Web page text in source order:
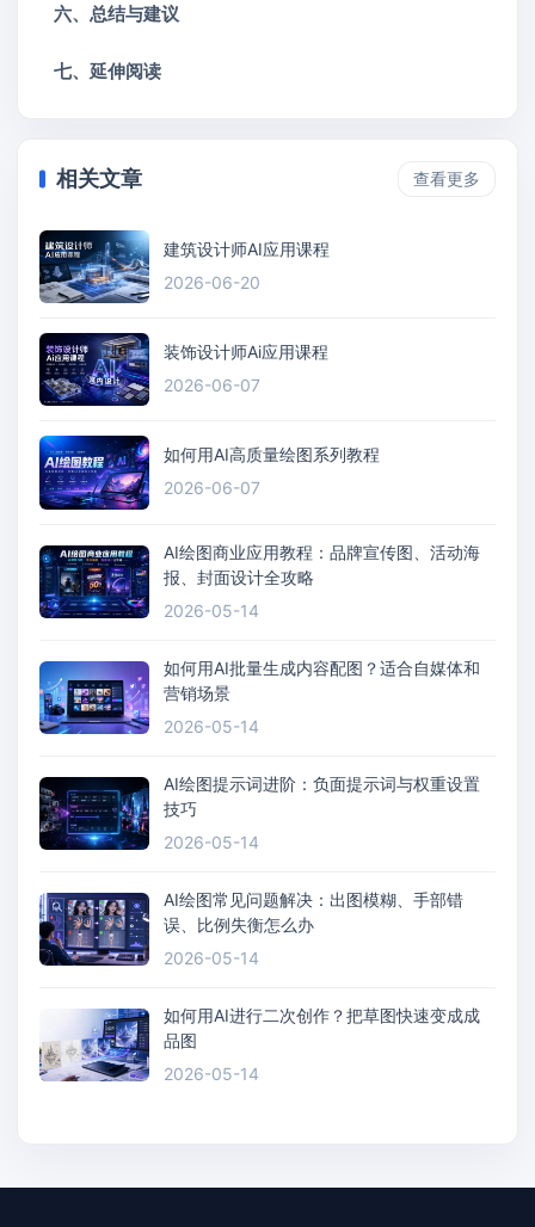
六、总结与建议
七、延伸阅读
相关文章 查看更多
建筑设计师AI应用课程
2026-06-20
装饰设计师Ai应用课程
2026-06-07
如何用AI高质量绘图系列教程
2026-06-07
AI绘图商业应用教程：品牌宣传图、活动海
报、封面设计全攻略
2026-05-14
如何用AI批量生成内容配图？适合自媒体和
营销场景
2026-05-14
AI绘图提示词进阶：负面提示词与权重设置
技巧
2026-05-14
AI绘图常见问题解决：出图模糊、手部错
误、比例失衡怎么办
2026-05-14
如何用AI进行二次创作？把草图快速变成成
品图
2026-05-14